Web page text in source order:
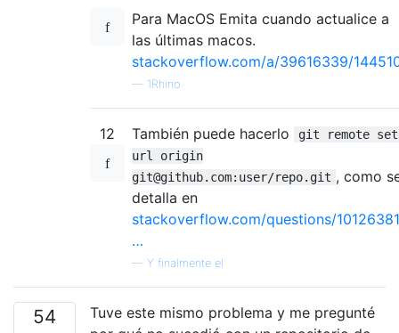
Para MacOS Emita cuando actualice a
las últimas macos.
stackoverflow.com/a/39616339/
— 1Rhino
12 También puede hacerlo
git remote
url origin
git@github.com:user/repo.git , como
detalla en
stackoverflow.com/questions/
…
— Y finalmente el
54
Tuve este mismo problema y me pregunté